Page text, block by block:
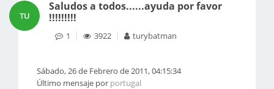
TU
Saludos a todos......ayuda por favor
!!!!!!!!!
1 3922 turybatman
Sábado, 26 de Febrero de 2011, 04:15:34
Último mensaje por portugal